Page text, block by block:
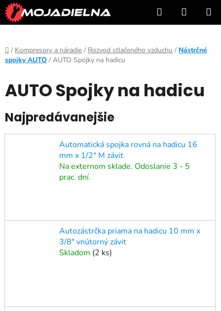
Prejsť
na
obsah
Hľadať
KOŠÍK
Domov
/ Kompresory a náradie / Rozvod stlačeného vzduchu / Nástrčné
spojky AUTO / AUTO Spojky na hadicu
AUTO Spojky na hadicu
Najpredávanejšie
Automatická spojka rovná na hadicu 16
mm x 1/2" M závit
Na externom sklade. Odoslanie 3 - 5
prac. dní.
Autozástrčka priama na hadicu 10 mm x
3/8" vnútorný závit
Skladom (2 ks)